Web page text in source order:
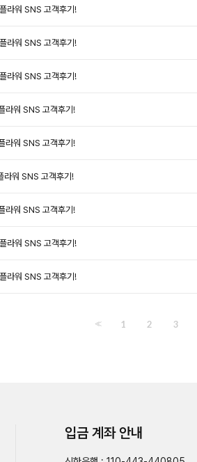
라워 SNS 고객후기!
라워 SNS 고객후기!
라워 SNS 고객후기!
라워 SNS 고객후기!
라워 SNS 고객후기!
라워 SNS 고객후기!
라워 SNS 고객후기!
라워 SNS 고객후기!
라워 SNS 고객후기!
<< 1 2 3
입금 계좌 안내